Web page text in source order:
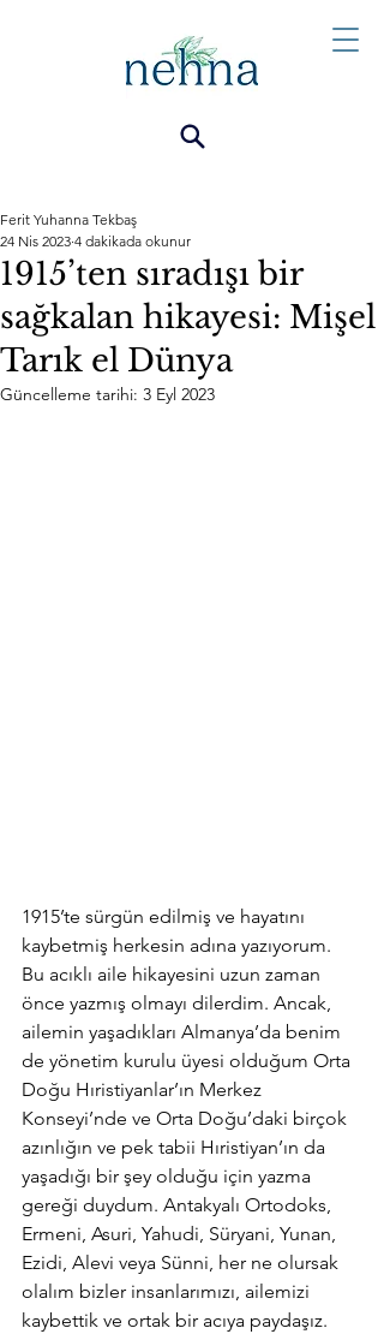
1915’ten sıradışı bir
sağkalan hikayesi: Mişel
Tarık el Dünya
Ferit Yuhanna Tekbaş
24 Nis 2023 4 dakikada okunur
Güncelleme tarihi: 3 Eyl 2023
1915’te sürgün edilmiş ve hayatını
kaybetmiş herkesin adına yazıyorum.
Bu acıklı aile hikayesini uzun zaman
önce yazmış olmayı dilerdim. Ancak,
ailemin yaşadıkları Almanya’da benim
de yönetim kurulu üyesi olduğum Orta
Doğu Hıristiyanlar’ın Merkez
Konseyi’nde ve Orta Doğu’daki birçok
azınlığın ve pek tabii Hıristiyan’ın da
yaşadığı bir şey olduğu için yazma
gereği duydum. Antakyalı Ortodoks,
Ermeni, Asuri, Yahudi, Süryani, Yunan,
Ezidi, Alevi veya Sünni, her ne olursak
olalım bizler insanlarımızı, ailemizi
kaybettik ve ortak bir acıya paydaşız.